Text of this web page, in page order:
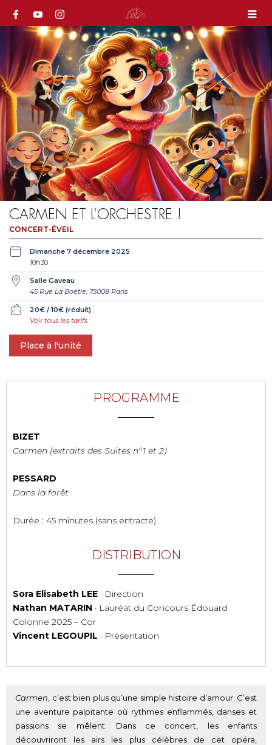
CARMEN ET L’ORCHESTRE !
CONCERT-ÉVEIL
Dimanche 7 décembre 2025
10h30
Salle Gaveau
45 Rue La Boétie, 75008 Paris
20€ / 10€ (réduit)
Voir tous les tarifs
Place à l'unité
PROGRAMME
BIZET
Carmen (extraits des Suites n°1 et 2)
PESSARD
Dans la forêt
Durée : 45 minutes (sans entracte)
DISTRIBUTION
Sora Elisabeth LEE · Direction
Nathan MATARIN · Lauréat du Concours Édouard
Colonne 2025 – Cor
Vincent LEGOUPIL · Présentation
Carmen , c’est bien plus qu’une simple histoire d’amour. C’est
une aventure palpitante où rythmes enflammés, danses et
passions se mêlent. Dans ce concert, les enfants
découvriront les airs les plus célèbres de cet opéra,